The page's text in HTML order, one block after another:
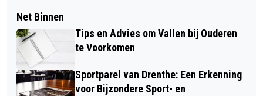
Net Binnen
Tips en Advies om Vallen bij Ouderen
te Voorkomen
Sportparel van Drenthe: Een Erkenning
voor Bijzondere Sport- en